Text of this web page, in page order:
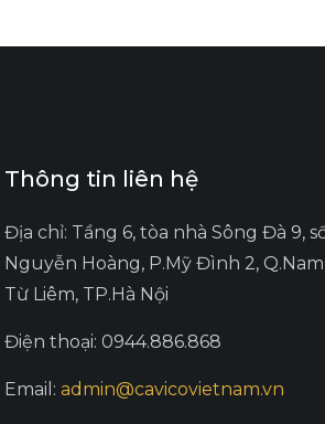
Thông tin liên hệ
Địa chỉ: Tầng 6, tòa nhà Sông Đà 9,
Nguyễn Hoàng, P.Mỹ Đình 2, Q.Nam
Từ Liêm, TP.Hà Nội
Điện thoại: 0944.886.868
Email:admin@cavicovietnam.vn